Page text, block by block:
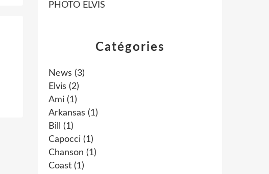
Catégories
News (3)
Elvis (2)
Ami (1)
Arkansas (1)
Bill
(1)
Capocci (1)
Chanson (1)
Coast (1)
PHOTO ELVIS